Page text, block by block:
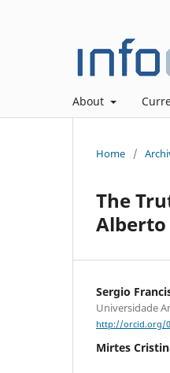
About
Home /
The
Alberto
Sergio
Universidade
http://orcid.org/
Mirtes